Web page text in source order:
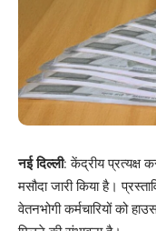
नई दिल्ली: केंद्रीय प्रत्यक्ष
मसौदा जारी किया है।
वेतनभोगी कर्मचारियों को